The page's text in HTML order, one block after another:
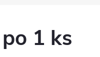
1 ks